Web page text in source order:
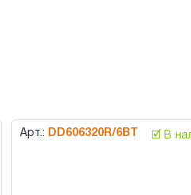
Арт.: DD606320R/6BT 🗹 В